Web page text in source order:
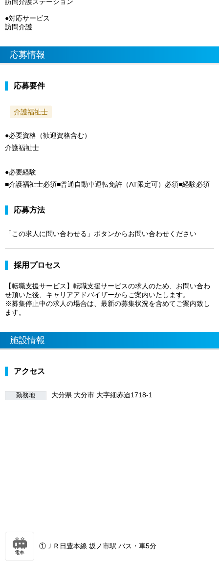
●対応サービス
訪問介護
応募情報
応募要件
介護福祉士
●必要資格（歓迎資格含む）
介護福祉士
●必要経験
■介護福祉士必須■普通自動車運転免許（AT限定可）必須■経験必須
応募方法
「この求人に問い合わせる」ボタンからお問い合わせください
採用プロセス
【転職支援サービス】転職支援サービスの求人のため、お問い合わ
せ頂いた後、キャリアアドバイザーからご案内いたします。
※募集停止中の求人の場合は、最新の募集状況を含めてご案内致し
ます。
施設情報
アクセス
勤務地 大分県 大分市 大字細赤迫1718-1
電車
①ＪＲ日豊本線 坂ノ市駅 バス・車5分